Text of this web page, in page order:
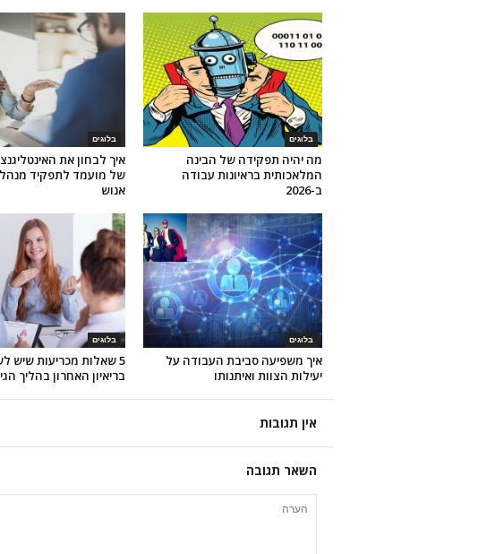
בלוגים
איך לבחון את
של מועמד לתפקיד
אנוש
בלוגים
מה יהיה תפקידה של הבינה
המלאכותית בראיונות עבודה
ב-2026
בלוגים
5 שאלות מכריעות שיש
בריאיון האחרון בהליך
בלוגים
איך משפיעה סביבת העבודה על
יעילות הצוות ואיתנותו
אין תגובות
השאר תגובה